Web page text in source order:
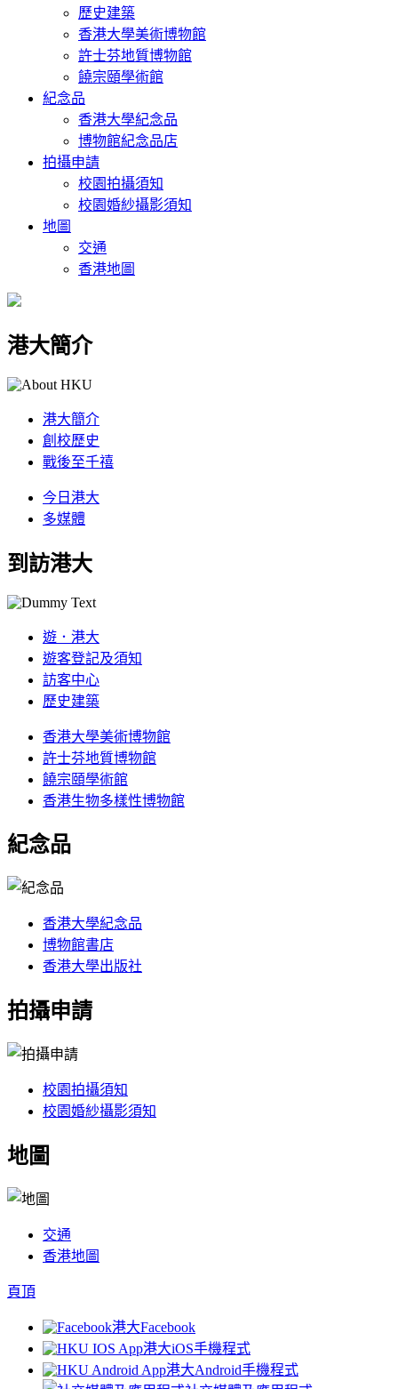
歷史建築
香港大學美術博物館
許士芬地質博物館
饒宗頤學術館
紀念品
香港大學紀念品
博物館紀念品店
拍攝申請
校園拍攝須知
校園婚紗攝影須知
地圖
交通
香港地圖
港大簡介
港大簡介
創校歷史
戰後至千禧
今日港大
多媒體
到訪港大
遊．港大
遊客登記及須知
訪客中心
歷史建築
香港大學美術博物館
許士芬地質博物館
饒宗頤學術館
香港生物多樣性博物館
紀念品
香港大學紀念品
博物館書店
香港大學出版社
拍攝申請
校園拍攝須知
校園婚紗攝影須知
地圖
交通
香港地圖
頁頂
港大Facebook
港大iOS手機程式
港大Android手機程式